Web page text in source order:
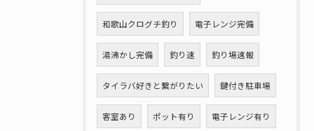
和歌山クログチ釣り 電子レンジ完備
湯沸かし完備 釣り速 釣り場速報
タイラバ好きと繋がりたい 鍵付き駐車場
客室あり ポット有り 電子レンジ有り